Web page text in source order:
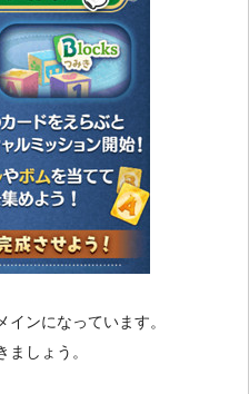
ンになっています。
しょう。